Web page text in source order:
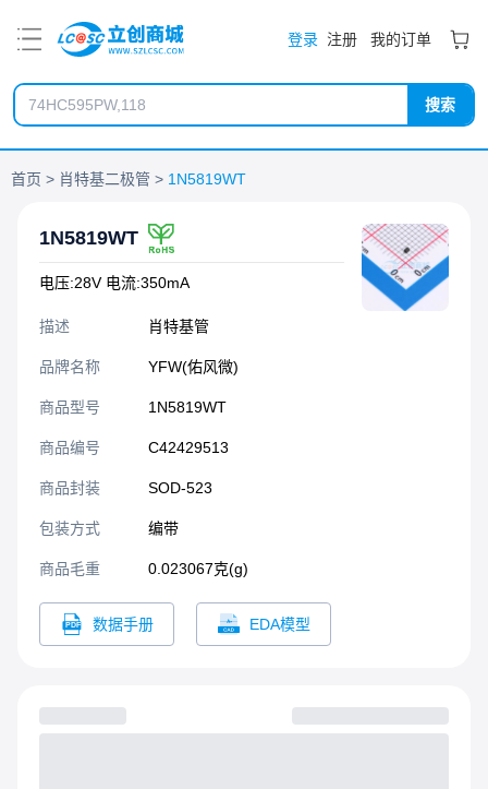
登录 注册 我的订单
搜索
首页 肖特基二极管 1N5819WT
1N5819WT
电压:28V 电流:350mA
描述 肖特基管
品牌名称 YFW(佑风微)
商品型号 1N5819WT
商品编号 C42429513
商品封装 SOD-523​
包装方式 编带
商品毛重 0.023067克(g)
数据手册 EDA模型